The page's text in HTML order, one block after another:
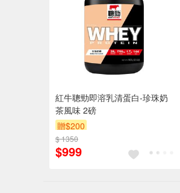
紅牛聰勁即溶乳清蛋白-珍珠奶
茶風味 2磅
贈$200
$ 1350
$999